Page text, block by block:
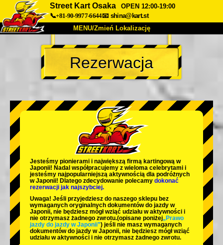
Street Kart Osaka
OPEN 12:00-19:00
📞+81-90-9977-6644📧 shina@kart.st
MENU/Zmień Lokalizację
TOP
O nas Specyfikacja Cena
Firma Rezerwacja
Zmień Lokalizację
Tokyo Shinagawa Tokyo Akihabara#1
Tokyo Akihabara#2
Tokyo Shibuya Annex Tokyo Bay
Tokyo Asakusa Osaka
Okinawa
Rezerwacja
Jesteśmy pionierami i największą firmą kartingową w
Japonii! Nadal współpracujemy z wieloma celebrytami i
jesteśmy najpopularniejszą aktywnością dla podróżnych
w Japonii! Dlatego zdecydowanie polecamy dokonać
rezerwacji jak najszybciej.
Uwaga! Jeśli przyjedziesz do naszego sklepu bez
wymaganych oryginalnych dokumentów do jazdy w
Japonii, nie będziesz mógł wziąć udziału w aktywności i
nie otrzymasz żadnego zwrotu.(opisane poniżej„Prawo
jazdy do jazdy w Japonii”) jeśli nie masz wymaganych
dokumentów do jazdy w Japonii, nie będziesz mógł wziąć
udziału w aktywności i nie otrzymasz żadnego zwrotu.